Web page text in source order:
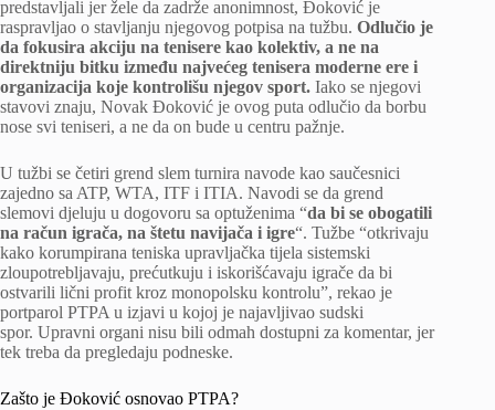
predstavljali jer žele da zadrže anonimnost, Đoković je
raspravljao o stavljanju njegovog potpisa na tužbu. Odlučio je
da fokusira akciju na tenisere kao kolektiv, a ne na
direktniju bitku između najvećeg tenisera moderne ere i
organizacija koje kontrolišu njegov sport. Iako se njegovi
stavovi znaju, Novak Đoković je ovog puta odlučio da borbu
nose svi teniseri, a ne da on bude u centru pažnje.
U tužbi se četiri grend slem turnira navode kao saučesnici
zajedno sa ATP, WTA, ITF i ITIA. Navodi se da grend
slemovi djeluju u dogovoru sa optuženima “da bi se obogatili
na račun igrača, na štetu navijača i igre“. Tužbe “otkrivaju
kako korumpirana teniska upravljačka tijela sistemski
zloupotrebljavaju, prećutkuju i iskorišćavaju igrače da bi
ostvarili lični profit kroz monopolsku kontrolu”, rekao je
portparol PTPA u izjavi u kojoj je najavljivao sudski
spor. Upravni organi nisu bili odmah dostupni za komentar, jer
tek treba da pregledaju podneske.
Zašto je Đoković osnovao PTPA?